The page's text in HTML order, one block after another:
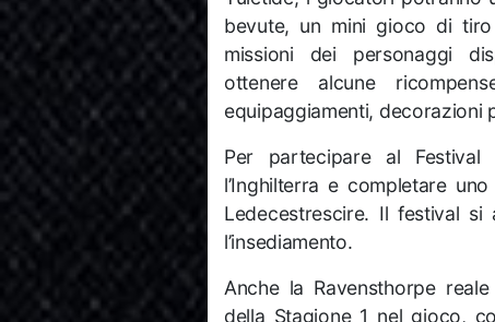
bevute, un mini gioco di
missioni dei personaggi
ottenere alcune
equipaggiamenti, decorazioni
Per partecipare al
l’Inghilterra e completare
Ledecestrescire. Il festival si
l’insediamento.
Anche la Ravensthorpe
della Stagione 1 nel gioco,